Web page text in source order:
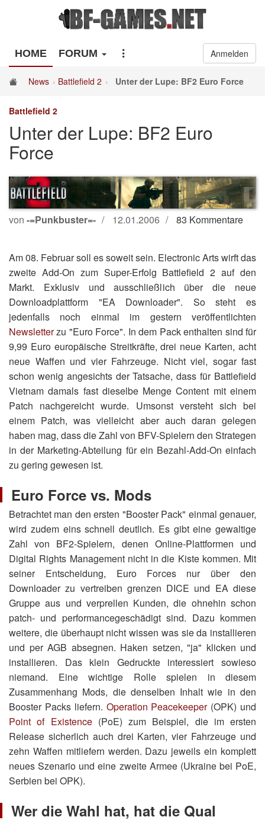
HOME FORUM Anmelden
News Battlefield 2 Unter der Lupe: BF2 Euro Force
Battlefield 2
Unter der Lupe: BF2 Euro
Force
von -=Punkbuster=- 12.01.2006 83 Kommentare
Am 08. Februar soll es soweit sein. Electronic Arts wirft das
zweite Add-On zum Super-Erfolg Battlefield 2 auf den
Markt. Exklusiv und ausschließlich über die neue
Downloadplattform "EA Downloader". So steht es
jedenfalls noch einmal im gestern veröffentlichten
Newsletterzu "Euro Force". In dem Pack enthalten sind für
9,99 Euro europäische Streitkräfte, drei neue Karten, acht
neue Waffen und vier Fahrzeuge. Nicht viel, sogar fast
schon wenig angesichts der Tatsache, dass für Battlefield
Vietnam damals fast dieselbe Menge Content mit einem
Patch nachgereicht wurde. Umsonst versteht sich bei
einem Patch, was vielleicht aber auch daran gelegen
haben mag, dass die Zahl von BFV-Spielern den Strategen
in der Marketing-Abteilung für ein Bezahl-Add-On einfach
zu gering gewesen ist.
Euro Force vs. Mods
Betrachtet man den ersten "Booster Pack" einmal genauer,
wird zudem eins schnell deutlich. Es gibt eine gewaltige
Zahl von BF2-Spielern, denen Online-Plattformen und
Digital Rights Management nicht in die Kiste kommen. Mit
seiner Entscheidung, Euro Forces nur über den
Downloader zu vertreiben grenzen DICE und EA diese
Gruppe aus und verprellen Kunden, die ohnehin schon
patch- und performancegeschädigt sind. Dazu kommen
weitere, die überhaupt nicht wissen was sie da installieren
und per AGB absegnen. Haken setzen, "ja" klicken und
installieren. Das klein Gedruckte interessiert sowieso
niemand. Eine wichtige Rolle spielen in diesem
Zusammenhang Mods, die denselben Inhalt wie in den
Booster Packs liefern. Operation Peacekeeper(OPK) und
Point of Existence(PoE) zum Beispiel, die im ersten
Release sicherlich auch drei Karten, vier Fahrzeuge und
zehn Waffen mitliefern werden. Dazu jeweils ein komplett
neues Szenario und eine zweite Armee (Ukraine bei PoE,
Serbien bei OPK).
Wer die Wahl hat, hat die Qual